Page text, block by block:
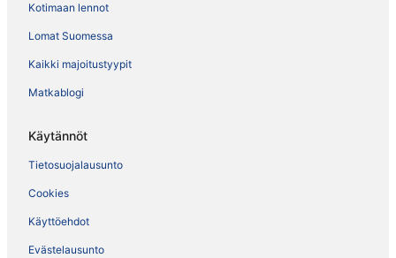
Kotimaan lennot
Lomat Suomessa
Kaikki majoitustyypit
Matkablogi
Käytännöt
Tietosuojalausunto
Cookies
Käyttöehdot
Evästelausunto